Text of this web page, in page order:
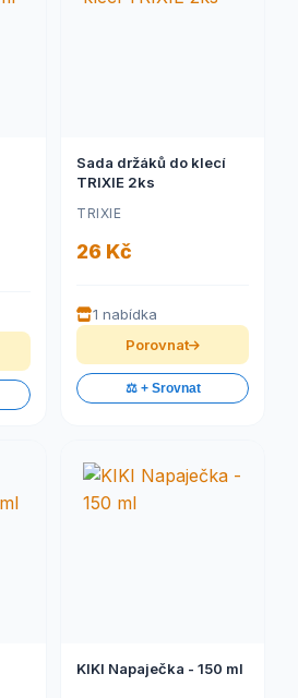
Sada držáků do klecí
TRIXIE 2ks
TRIXIE
26 Kč
1 nabídka
Porovnat
⚖️ + Srovnat
KIKI Napaječka - 150 ml